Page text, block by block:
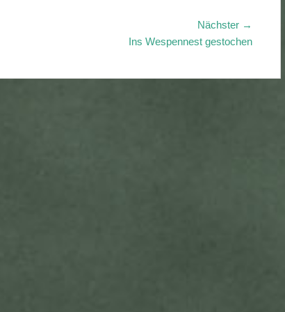
Nächster →
Beitrag:
Ins Wespennest gestochen